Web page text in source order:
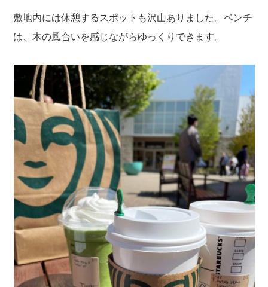
敷地内には休憩するスポットも沢山ありました。ベンチ
は、木の風合いを感じながらゆっくりできます。